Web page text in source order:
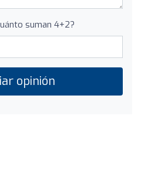
suman 4+2?
opinión